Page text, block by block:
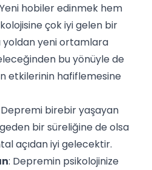
hobiler edinmek hem
çok iyi gelen bir
yoldan yeni ortamlara
bu yönüyle de
etkilerinin hafiflemesine
birebir yaşayan
bir süreliğine de olsa
açıdan iyi gelecektir.
: Depremin psikolojinize